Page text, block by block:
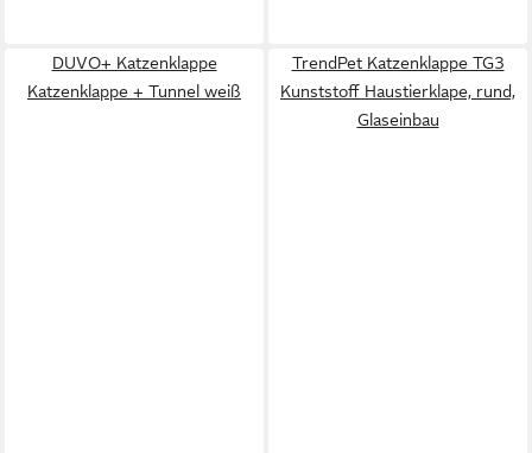
DUVO+ Katzenklappe
Katzenklappe + Tunnel weiß
TrendPet Katzenklappe TG3
Kunststoff Haustierklape, rund,
Glaseinbau